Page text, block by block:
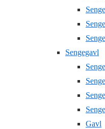
Sengegavl
Gavl